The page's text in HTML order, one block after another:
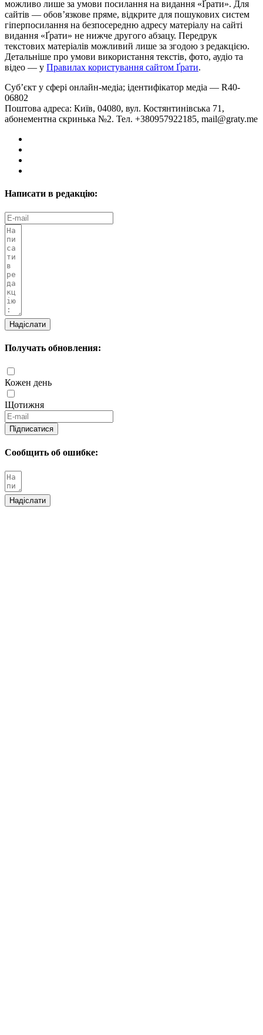
можливо лише за умови посилання на видання «Ґрати». Для
сайтів — обовʼязкове пряме, відкрите для пошукових систем
гіперпосилання на безпосередню адресу матеріалу на сайті
видання «Ґрати» не нижче другого абзацу. Передрук
текстових матеріалів можливий лише за згодою з редакцією.
Детальніше про умови використання текстів, фото, аудіо та
відео — у Правилах користування сайтом Ґрати.
Суб’єкт у сфері онлайн-медіа; ідентифікатор медіа — R40-
06802
Поштова адреса: Київ, 04080, вул. Костянтинівська 71,
абонементна скринька №2. Тел. +380957922185, mail@graty.me
Написати в редакцію:
Надіслати
Получать обновления:
Кожен день
Щотижня
Підписатися
Сообщить об ошибке:
Надіслати